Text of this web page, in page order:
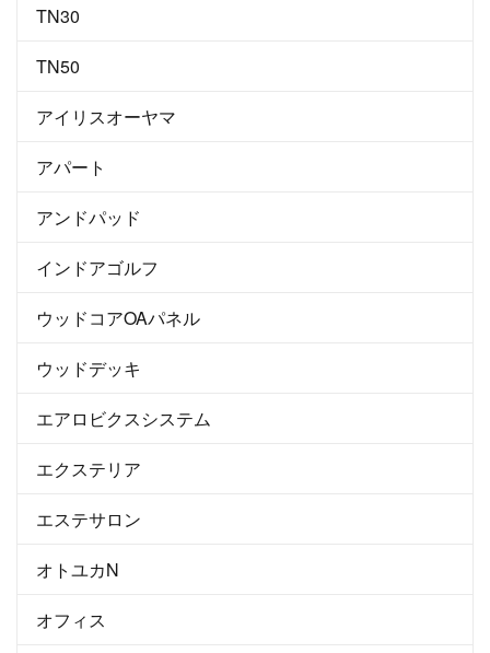
TN30
TN50
アイリスオーヤマ
アパート
アンドパッド
インドアゴルフ
ウッドコアOAパネル
ウッドデッキ
エアロビクスシステム
エクステリア
エステサロン
オトユカN
オフィス